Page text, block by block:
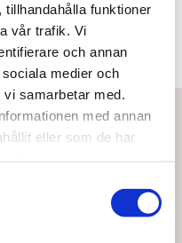
funktioner
vår trafik. Vi
och annan
medier och
samarbetar med.
med annan
eller som de har